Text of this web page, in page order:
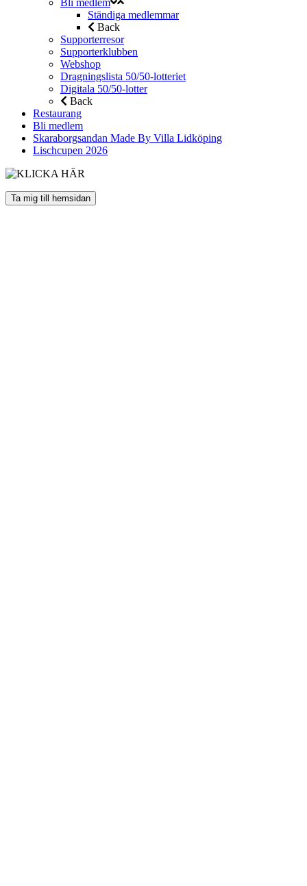
Bli medlem
Ständiga medlemmar
Back
Supporterresor
Supporterklubben
Webshop
Dragningslista 50/50-lotteriet
Digitala 50/50-lotter
Back
Restaurang
Bli medlem
Skaraborgsandan Made By Villa Lidköping
Lischcupen 2026
Ta mig till hemsidan